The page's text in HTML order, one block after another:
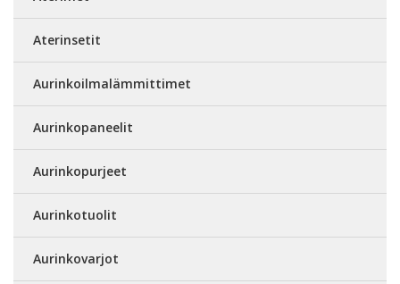
Aterinsetit
Aurinkoilmalämmittimet
Aurinkopaneelit
Aurinkopurjeet
Aurinkotuolit
Aurinkovarjot